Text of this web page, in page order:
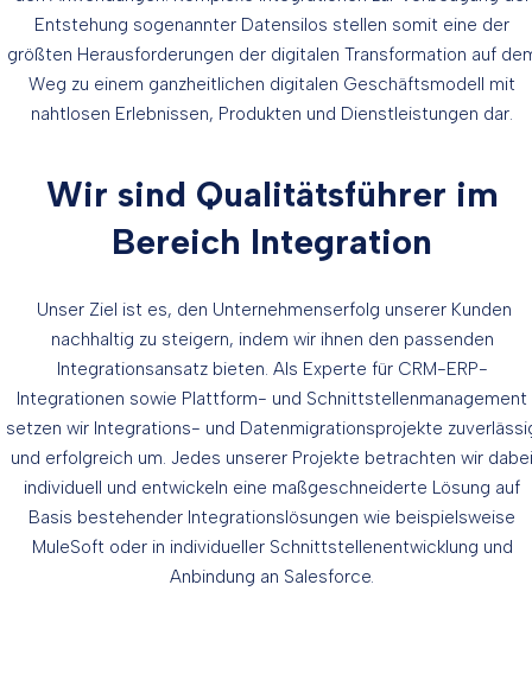
Entstehung sogenannter Datensilos stellen somit eine der
größten Herausforderungen der digitalen Transformation auf
Weg zu einem ganzheitlichen digitalen Geschäftsmodell mit
nahtlosen Erlebnissen, Produkten und Dienstleistungen dar.
Wir sind Qualitätsführer im
Bereich Integration
Unser Ziel ist es, den Unternehmenserfolg unserer Kunden
nachhaltig zu steigern, indem wir ihnen den passenden
Integrationsansatz bieten. Als Experte für CRM-ERP-
Integrationen sowie Plattform- und Schnittstellenmanagement
setzen wir Integrations- und Datenmigrationsprojekte
und erfolgreich um. Jedes unserer Projekte betrachten wir dabei
individuell und entwickeln eine maßgeschneiderte Lösung auf
Basis bestehender Integrationslösungen wie beispielsweise
MuleSoft oder in individueller Schnittstellenentwicklung und
Anbindung an Salesforce.